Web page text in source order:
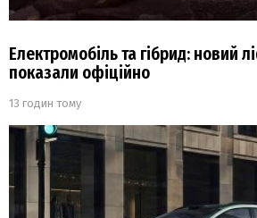
Електромобіль та гібрид: новий
показали офіційно
13 годин тому